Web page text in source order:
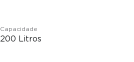
Capacidade
200 Litros